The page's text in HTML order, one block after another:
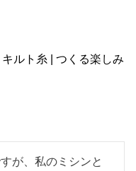
ルト糸 | つくる楽しみ
が、私のミシンと